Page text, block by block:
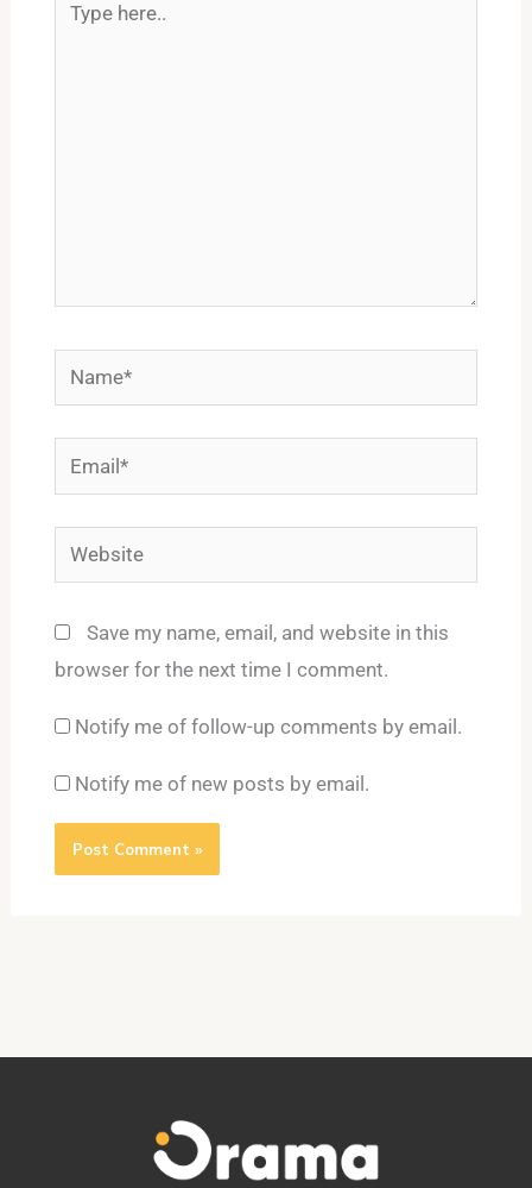
Name*
Email*
Website
Save my name, email, and website in this
browser for the next time I comment.
Notify me of follow-up comments by email.
Notify me of new posts by email.